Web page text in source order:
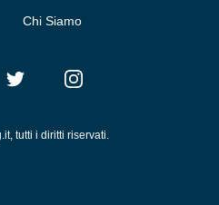
Chi Siamo
Twitter Instagram
tutti i diritti riservati.